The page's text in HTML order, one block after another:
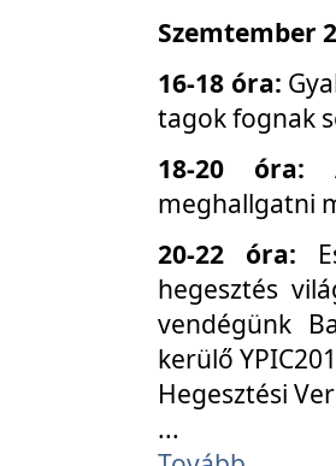
Szemtember
16-18 óra:
tagok fognak
18-20 óra:
meghallgatni
20-22 óra:
hegesztés
vendégünk
kerülő
Hegesztési
...